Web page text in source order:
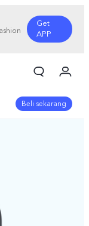
Get
APP
Beli sekarang